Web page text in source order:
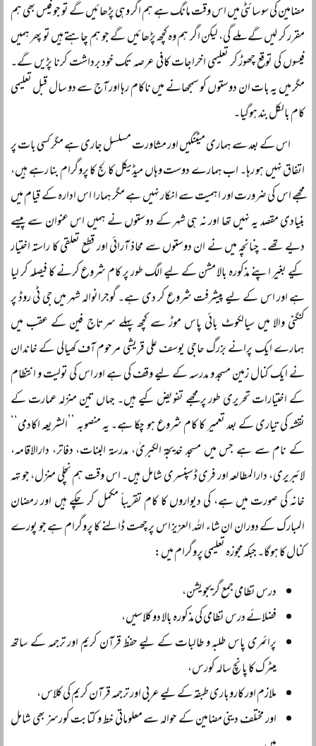
مضامین کی سوسائٹی میں اس وقت مانگ ہے ہم اگر وہی پڑھائیں گے تو جو فیس بھی ہم
مقرر کر لیں گے ملے گی، لیکن اگر ہم وہ کچھ پڑھائیں گے جو ہم چاہتے ہیں تو پھر ہمیں
فیسوں کی توقع چھوڑ کر تعلیمی اخراجات کافی عرصہ تک خود برداشت کرنا پڑیں گے۔
مگر میں یہ بات ان دوستوں کو سمجھانے میں ناکام رہا اور آج سے دو سال قبل تعلیمی
کام بالکل بند ہوگیا۔
اس کے بعد سے ہماری میٹنگیں اور مشاورت مسلسل جاری ہے مگر کسی بات پر
اتفاق نہیں ہو رہا۔ اب ہمارے دوست وہاں میڈیکل کالج کا پروگرام بنا رہے ہیں،
مجھے اس کی ضرورت اور اہمیت سے انکار نہیں ہے مگر ہمارا اس ادارہ کے قیام میں
بنیادی مقصد یہ نہیں تھا اور نہ ہی شہر کے دوستوں نے ہمیں اس عنوان سے پیسے
دیے تھے۔ چنانچہ میں نے ان دوستوں سے محاذ آرائی اور قطع تعلقی کا راستہ اختیار
کیے بغیر اپنے مذکورہ بالا مشن کے لیے الگ طور پر کام شروع کرنے کا فیصلہ کر لیا
ہے اور اس کے لیے پیشرفت شروع کر دی ہے۔ گوجرانوالہ شہر میں جی ٹی روڈ پر
کنگنی والا میں سیالکوٹ بائی پاس موڑ سے کچھ پہلے سرتاج فین کے عقب میں
ہمارے ایک پرانے بزرگ حاجی یوسف علی قریشی مرحوم آف کھیالی کے خاندان
نے ایک کنال زمین مسجد و مدرسہ کے لیے وقف کی ہے اور اس کی تولیت و انتظام
کے اختیارات تحریری طور پر مجھے تفویض کیے ہیں۔ جہاں تین منزلہ عمارت کے
نقشہ کی تیاری کے بعد تعمیر کا کام شروع ہو چکا ہے۔ یہ منصوبہ ’’الشریعہ اکادمی‘‘
کے نام سے ہے جس میں مسجد خدیجۃ الکبریٰ، مدرسۃ البنات، دفاتر، دارالاقامہ،
لائبریری، دارالمطالعہ اور فری ڈسپنسری شامل ہیں۔ اس وقت ہم نچلی منزل، جو تہہ
خانہ کی صورت میں ہے، کی دیواروں کا کام تقریباً مکمل کر چکے ہیں اور رمضان
المبارک کے دوران ان شاء اللہ العزیز اس پر چھت ڈالنے کا پروگرام ہے جو پورے
کنال کا ہوگا۔ جبکہ مجوزہ تعلیمی پروگرام میں:
درس نظامی جمع گریجویشن،
فضلائے درس نظامی کی مذکورہ بالا دو کلاسیں،
پرائمری پاس طلبہ و طالبات کے لیے حفظ قرآن کریم اور ترجمہ کے ساتھ
میٹرک کا پانچ سالہ کورس،
ملازم اور کاروباری طبقہ کے لیے عربی اور ترجمہ قرآن کریم کی کلاس،
اور مختلف دینی مضامین کے حوالہ سے معلوماتی خط و کتابت کورسز بھی شامل